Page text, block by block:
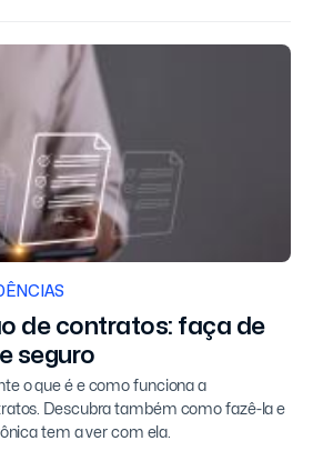
de contratos: faça de
seguro
o que é e como funciona a
Descubra também como fazê-la e
tem a ver com ela.